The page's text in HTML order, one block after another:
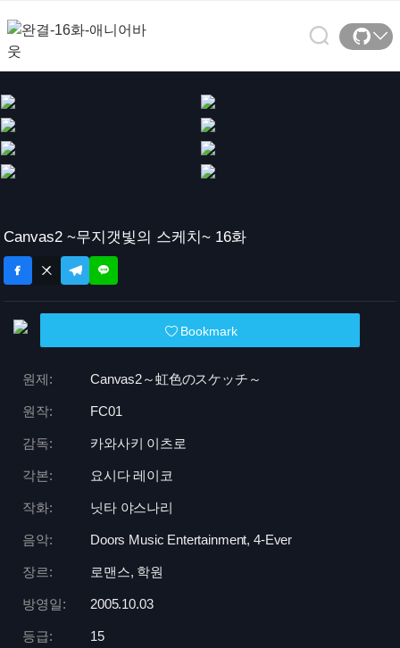
Canvas2 ~무지갯빛의 스케치~ 16화
Bookmark
원제: Canvas2～虹色のスケッチ～
원작: FC01
감독: 카와사키 이츠로
각본: 요시다 레이코
작화: 닛타 야스나리
음악: Doors Music Entertainment, 4-Ever
장르: 로맨스, 학원
방영일: 2005.10.03
등급: 15